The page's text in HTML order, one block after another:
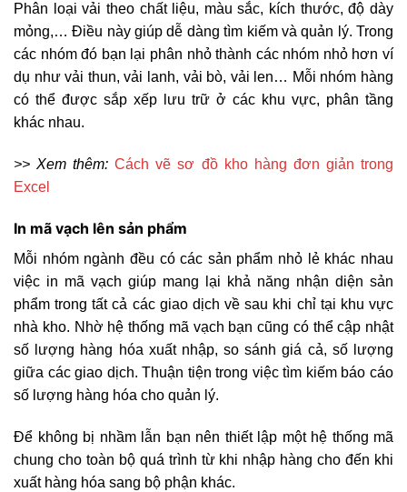
Phân loại vải theo chất liệu, màu sắc, kích thước, độ dày
mỏng,… Điều này giúp dễ dàng tìm kiếm và quản lý. Trong
các nhóm đó bạn lại phân nhỏ thành các nhóm nhỏ hơn ví
dụ như vải thun, vải lanh, vải bò, vải len… Mỗi nhóm hàng
có thể được sắp xếp lưu trữ ở các khu vực, phân tầng
khác nhau.
>> Xem thêm: Cách vẽ sơ đồ kho hàng đơn giản trong
Excel
In mã vạch lên sản phẩm
Mỗi nhóm ngành đều có các sản phẩm nhỏ lẻ khác nhau
việc in mã vạch giúp mang lại khả năng nhận diện sản
phẩm trong tất cả các giao dịch về sau khi chỉ tại khu vực
nhà kho. Nhờ hệ thống mã vạch bạn cũng có thể cập nhật
số lượng hàng hóa xuất nhập, so sánh giá cả, số lượng
giữa các giao dịch. Thuận tiện trong việc tìm kiếm báo cáo
số lượng hàng hóa cho quản lý.
Để không bị nhầm lẫn bạn nên thiết lập một hệ thống mã
chung cho toàn bộ quá trình từ khi nhập hàng cho đến khi
xuất hàng hóa sang bộ phận khác.